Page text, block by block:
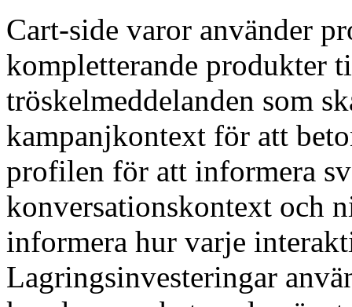
Cart-side varor använder
kompletterande produkter
tröskelmeddelanden som
kampanjkontext för att
profilen för att informera
konversationskontext och
informera hur varje
Lagringsinvesteringar